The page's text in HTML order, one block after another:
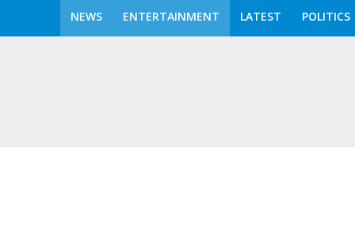
NEWS ENTERTAINMENT LATEST POLITICS